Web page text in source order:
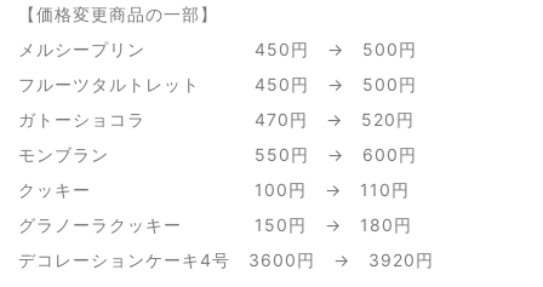
【価格変更商品の一部】
メルシープリン 450円 → 500円
フルーツタルトレット 450円 → 500円
ガトーショコラ 470円 → 520円
モンブラン 550円 → 600円
クッキー 100円 → 110円
グラノーラクッキー 150円 → 180円
デコレーションケーキ4号 3600円 → 3920円